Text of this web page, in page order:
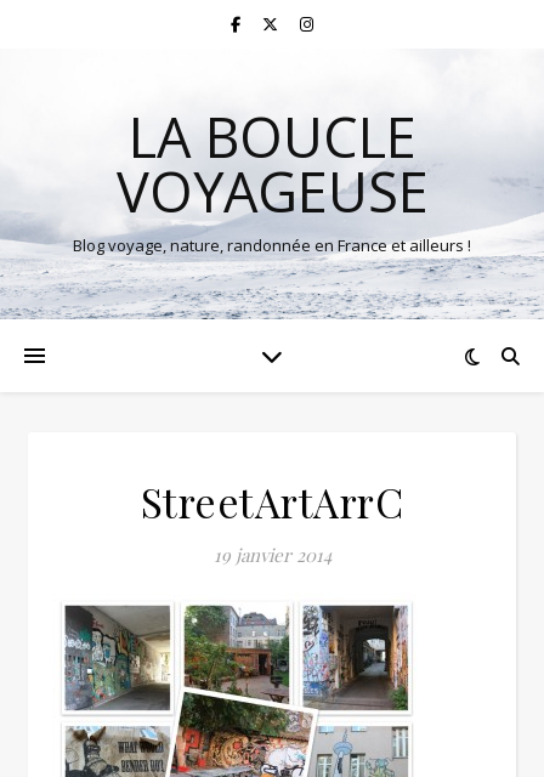
LA BOUCLE
VOYAGEUSE
Blog voyage, nature, randonnée en France et ailleurs !
StreetArtArrC
19 janvier 2014